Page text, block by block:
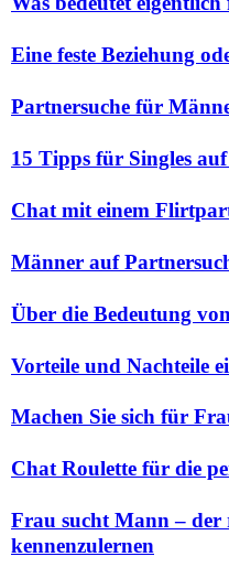
Eine feste Beziehung
Partnersuche für
15 Tipps für Singles
Chat mit einem
Männer auf
Über die Bedeutung
Vorteile und Nachteile
Machen Sie sich für
Chat Roulette für die
Frau sucht Mann – der
kennenzulernen